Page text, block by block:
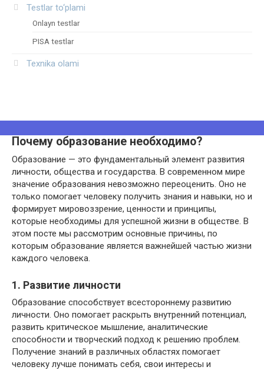
Testlar to‘plami
Onlayn testlar
PISA testlar
Texnika olami
Почему образование необходимо?
Образование — это фундаментальный элемент развития
личности, общества и государства. В современном мире
значение образования невозможно переоценить. Оно не
только помогает человеку получить знания и навыки, но и
формирует мировоззрение, ценности и принципы,
которые необходимы для успешной жизни в обществе. В
этом посте мы рассмотрим основные причины, по
которым образование является важнейшей частью жизни
каждого человека.
1. Развитие личности
Образование способствует всестороннему развитию
личности. Оно помогает раскрыть внутренний потенциал,
развить критическое мышление, аналитические
способности и творческий подход к решению проблем.
Получение знаний в различных областях помогает
человеку лучше понимать себя, свои интересы и